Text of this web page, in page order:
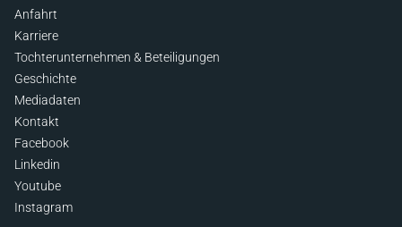
Anfahrt
Karriere
Tochterunternehmen & Beteiligungen
Geschichte
Mediadaten
Kontakt
Facebook
Linkedin
Youtube
Instagram